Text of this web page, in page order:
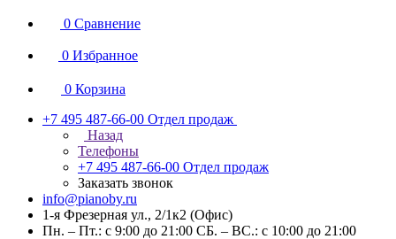
0 Сравнение
0 Избранное
0 Корзина
+7 495 487-66-00 Отдел продаж
Назад
Телефоны
+7 495 487-66-00 Отдел продаж
Заказать звонок
info@pianoby.ru
1-я Фрезерная ул., 2/1к2 (Офис)
Пн. – Пт.: с 9:00 до 21:00 СБ. – ВС.: с 10:00 до 21:00